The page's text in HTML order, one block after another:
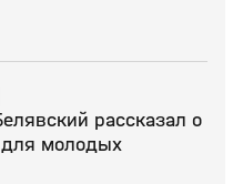
рассказал о
молодых